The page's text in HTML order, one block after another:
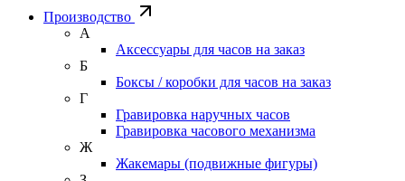
Производство
А
Аксессуары для часов на заказ
Б
Боксы / коробки для часов на заказ
Г
Гравировка наручных часов
Гравировка часового механизма
Ж
Жакемары (подвижные фигуры)